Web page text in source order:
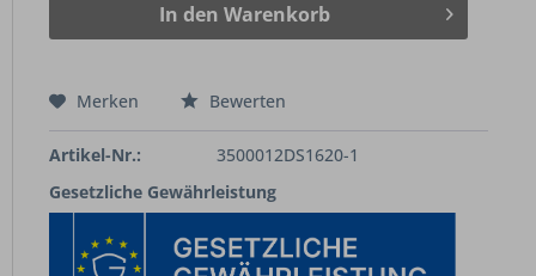
In den Warenkorb
Merken Bewerten
Artikel-Nr.:
3500012DS1620-1
Gesetzliche Gewährleistung